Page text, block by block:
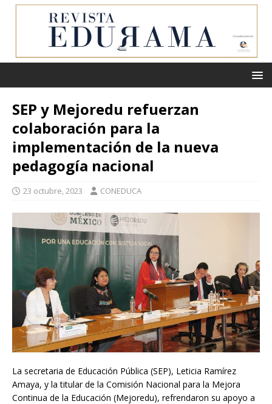
SEP y Mejoredu refuerzan
colaboración para la
implementación de la nueva
pedagogía nacional
23 octubre, 2023 CONEDUCA
La secretaria de Educación Pública (SEP), Leticia Ramírez
Amaya, y la titular de la Comisión Nacional para la Mejora
Continua de la Educación (Mejoredu), refrendaron su apoyo a